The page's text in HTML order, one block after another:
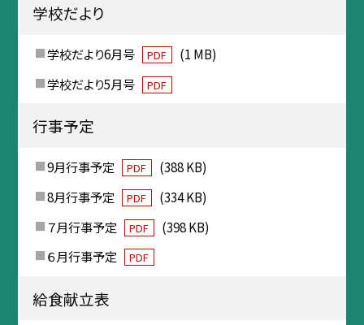
学校だより
学校だより6月号 PDF
(1 MB)
学校だより5月号
PDF
行事予定
9月行事予定 PDF
(388 KB)
8月行事予定
PDF
(334 KB)
７月行事予定
PDF
(398 KB)
６月行事予定
PDF
給食献立表